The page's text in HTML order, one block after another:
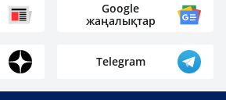
Google
жаңалықтар
Telegram